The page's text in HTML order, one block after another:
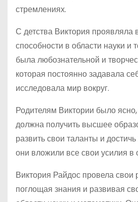
стремлениях.
С детства Виктория
способности в области науки и
была любознательной и
которая постоянно задавала
исследовала мир вокруг.
Родителям Виктории было ясно,
должна получить высшее
развить свои таланты и
они вложили все свои усилия в
Виктория Райдос провела свои
поглощая знания и развивая